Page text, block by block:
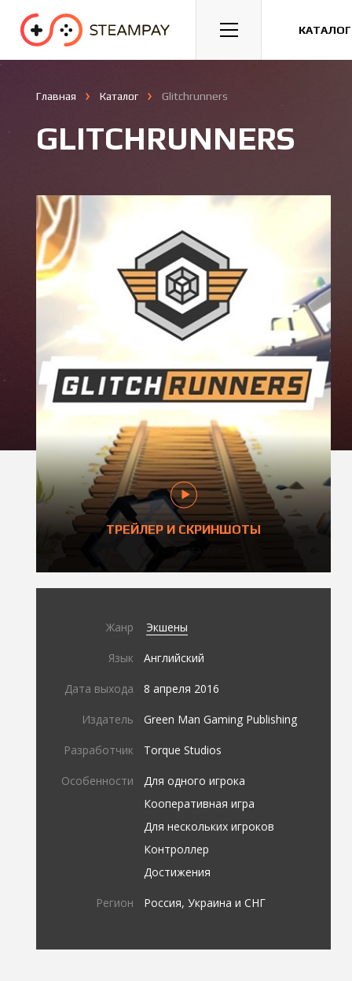
Спорт Гонки Казуальные
Главная Каталог Glitchrunners
GLITCHRUNNERS
ТРЕЙЛЕР И СКРИНШОТЫ
Жанр Экшены
Язык Английский
Дата выхода 8 апреля 2016
Издатель Green Man Gaming Publishing
Разработчик Torque Studios
Особенности
Для одного игрока
Кооперативная игра
Для нескольких игроков
Контроллер
Достижения
Регион Россия, Украина и СНГ